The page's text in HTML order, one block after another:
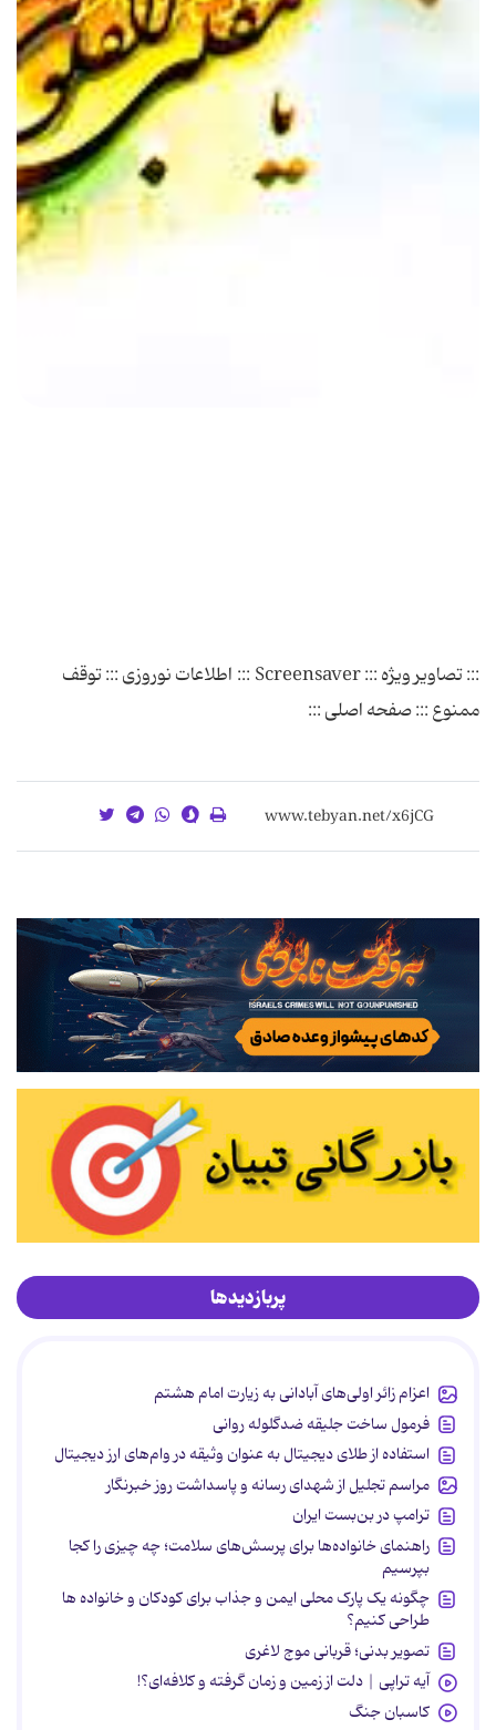
::: تصاویر ویژه ::: Screensaver ::: اطلاعات نوروزی ::: توقف
ممنوع ::: صفحه اصلی :::
پربازدیدها
اعزام زائر اولی‌های آبادانی به زیارت امام هشتم
فرمول ساخت جلیقه ضدگلوله روانی
استفاده از طلای دیجیتال به عنوان وثیقه در وام‌های ارز دیجیتال
مراسم تجلیل از شهدای رسانه و پاسداشت روز خبرنگار
ترامپ در بن‌بست ایران
راهنمای خانواده‌ها برای پرسش‌های سلامت؛ چه چیزی را کجا
بپرسیم
چگونه یک پارک محلی ایمن و جذاب برای کودکان و خانواده ها
طراحی کنیم؟
تصویر بدنی؛ قربانی موج لاغری
آیه تراپی | دلت از زمین و زمان گرفته و کلافه‌ای؟!
کاسبان جنگ